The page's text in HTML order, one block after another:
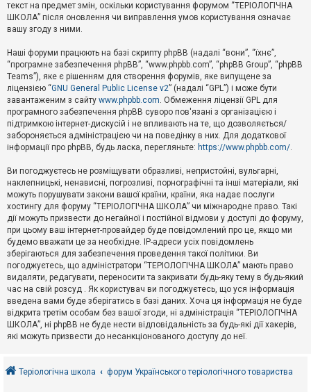
Т
м
и
б
е
з
в
і
д
п
о
в
д
й
А
к
т
и
в
н
т
е
м
и
о
текст на предмет змін, оскільки користування форумом “ТЕРІОЛОГІЧНА
ШКОЛА” після оновлення чи виправлення умов користування означає
вашу згоду з ними.
Наші форуми працюють на базі скрипту phpBB (надалі “вони”, “їхнє”,
“програмне забезпечення phpBB”, “www.phpbb.com”, “phpBB Group”, “phpBB
Teams”), яке є рішенням для створення форумів, яке випущене за
ліцензією “GNU General Public License v2” (надалі “GPL”) і може бути
завантаженим з сайту www.phpbb.com. Обмеження ліцензії GPL для
програмного забезпечення phpBB суворо пов'язані з організацією і
підтримкою інтернет-дискусій і не впливають на те, що дозволяється/
забороняється адміністрацією чи на поведінку в них. Для додаткової
інформації про phpBB, будь ласка, перегляньте: https://www.phpbb.com/.
Ви погоджуєтесь не розміщувати образливі, непристойні, вульгарні,
наклепницькі, ненависні, погрозливі, порнографічні та інші матеріали, які
можуть порушувати закони вашої країни, країни, яка надає послуги
хостингу для форуму “ТЕРІОЛОГІЧНА ШКОЛА” чи міжнародне право. Такі
дії можуть призвести до негайної і постійної відмови у доступі до форуму,
при цьому ваш інтернет-провайдер буде повідомлений про це, якщо ми
будемо вважати це за необхідне. IP-адреси усіх повідомлень
зберігаються для забезпечення проведення такої політики. Ви
погоджуєтесь, що адміністратори “ТЕРІОЛОГІЧНА ШКОЛА” мають право
видаляти, редагувати, переносити та закривати будь-яку тему в будь-який
час на свій розсуд . Як користувач ви погоджуєтесь, що уся інформація
введена вами буде зберігатись в базі даних. Хоча ця інформація не буде
відкрита третім особам без вашої згоди, ні адміністрація “ТЕРІОЛОГІЧНА
ШКОЛА”, ні phpBB не буде нести відповідальність за будь-які дії хакерів,
які можуть призвести до несанкціонованого доступу до неї.
Теріологічна школа форум Українського теріологічного товариства